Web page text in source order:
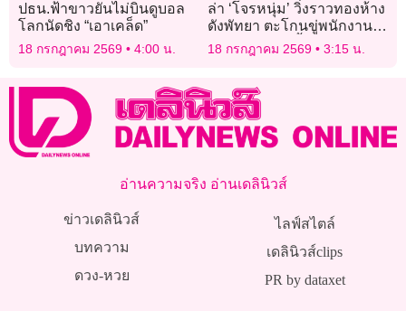
ปธน.ฟ้าขาวยันไม่บินดูบอล
โลกนัดชิง “เอาเคล็ด”
18 กรกฎาคม 2569 4:00 น.
ล่า ‘โจรหนุ่ม’ วิ่งราวทองห้าง
ดังพัทยา ตะโกนขู่พนักงาน
ทำเพราะติดหนี้พนันบอล
18 กรกฎาคม 2569 3:15 น.
อ่านความจริง อ่านเดลินิวส์
ข่าวเดลินิวส์
บทความ
ดวง-หวย
ไลฟ์สไตล์
เดลินิวส์clips
PR by dataxet